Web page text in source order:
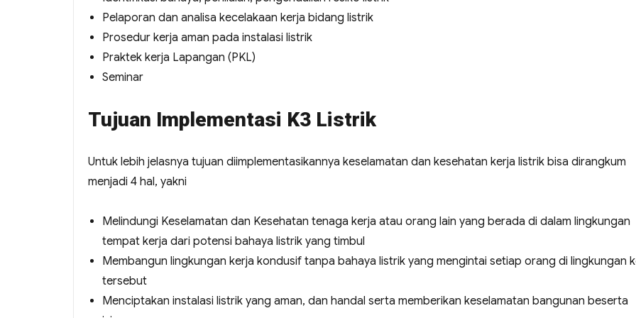
Pelaporan dan analisa kecelakaan kerja bidang listrik
Prosedur kerja aman pada instalasi listrik
Praktek kerja Lapangan (PKL)
Seminar
Tujuan Implementasi K3 Listrik
Untuk lebih jelasnya tujuan diimplementasikannya keselamatan dan kesehatan kerja listrik bisa dirangkum
menjadi 4 hal, yakni
Melindungi Keselamatan dan Kesehatan tenaga kerja atau orang lain yang berada di dalam lingkungan
tempat kerja dari potensi bahaya listrik yang timbul
Membangun lingkungan kerja kondusif tanpa bahaya listrik yang mengintai setiap orang di lingkungan
tersebut
Menciptakan instalasi listrik yang aman, dan handal serta memberikan keselamatan bangunan beserta